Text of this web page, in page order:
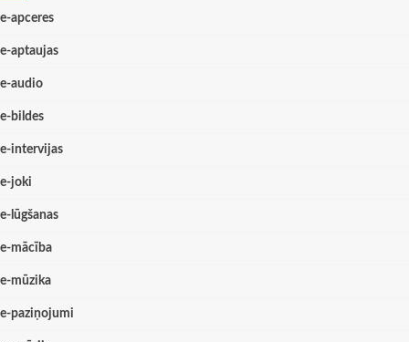
e-apceres
e-aptaujas
e-audio
e-bildes
e-intervijas
e-joki
e-lūgšanas
e-mācība
e-mūzika
e-paziņojumi